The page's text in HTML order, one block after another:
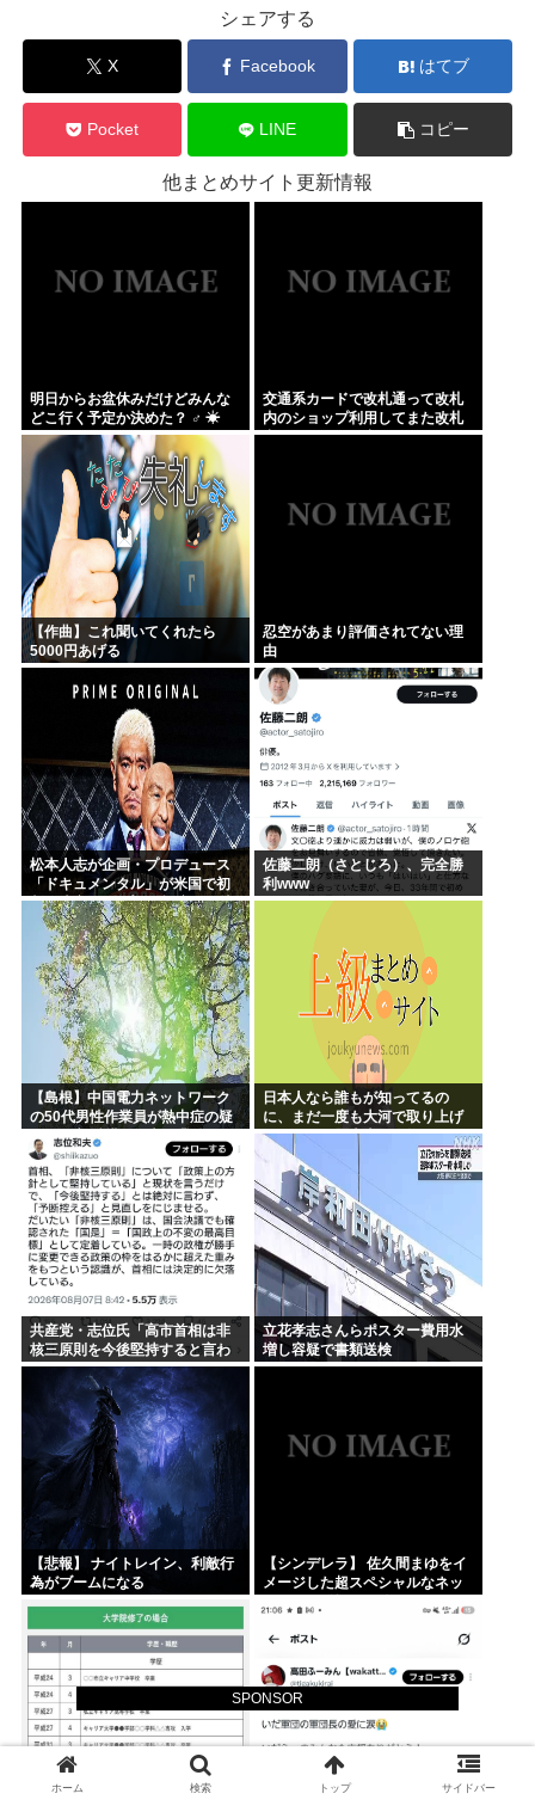
SPONSOR
シェアする
X Facebook はてブ
Pocket LINE コピー
他まとめサイト更新情報
明日からお盆休みだけどみんな
どこ行く予定か決めた？ ‍♂ ☀
交通系カードで改札通って改札
内のショップ利用してまた改札
出ようとしたら出られなくてワ
【作曲】これ聞いてくれたら
5000円あげる
忍空があまり評価されてない理
由
松本人志が企画・プロデュース
「ドキュメンタル」が米国で初
制作決定 シンプルな設定に国境
超えた支持
佐藤二朗（さとじろ）、完全勝
利www
【島根】中国電力ネットワーク
の50代男性作業員が熱中症の疑
いで死亡 鉄塔の保守作業後に倒
れる 邑南町
日本人なら誰もが知ってるの
に、まだ一度も大河で取り上げ
られてない歴史上の人物
共産党・志位氏「高市首相は非
核三原則を今後堅持すると言わ
ない！」
立花孝志さんらポスター費用水
増し容疑で書類送検
【悲報】 ナイトレイン、利敵行
為がブームになる
【シンデレラ】 佐久間まゆをイ
メージした超スペシャルなネッ
高学歴精神2級ワイ、B型作業所 学歴煽りYouTuberの wakatteTV
ホーム 検索 トップ サイドバー